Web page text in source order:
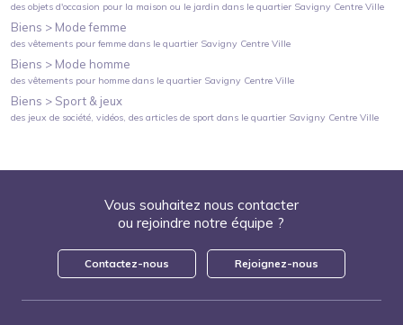
des objets d'occasion pour la maison ou le jardin dans le quartier Savigny Centre Ville
Biens > Mode femme
des vêtements pour femme dans le quartier Savigny Centre Ville
Biens > Mode homme
des vêtements pour homme dans le quartier Savigny Centre Ville
Biens > Sport & jeux
des jeux de société, vidéos, des articles de sport dans le quartier Savigny Centre Ville
Vous souhaitez nous contacter
ou rejoindre notre équipe ?
Contactez-nous Rejoignez-nous